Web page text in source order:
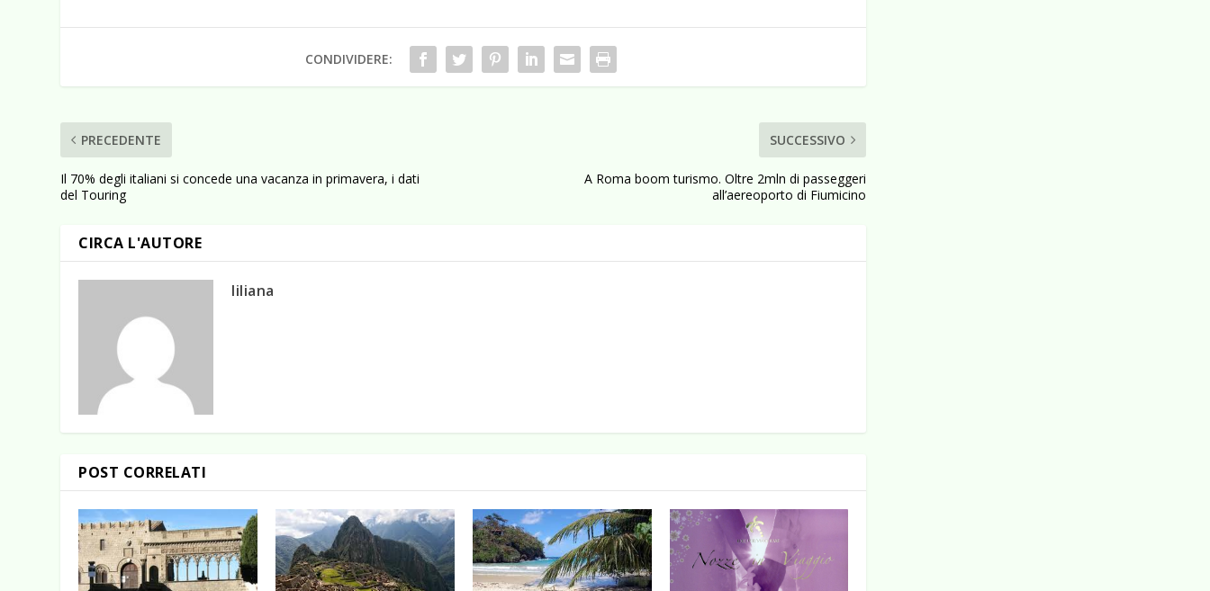
CONDIVIDERE:
PRECEDENTE
Il 70% degli italiani si concede una vacanza in primavera, i dati
del Touring
SUCCESSIVO
A Roma boom turismo. Oltre 2mln di passeggeri
all’aereoporto di Fiumicino
CIRCA L'AUTORE
liliana
POST CORRELATI